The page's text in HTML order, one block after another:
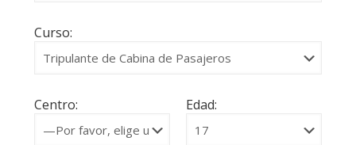
Curso:
Centro: Edad: